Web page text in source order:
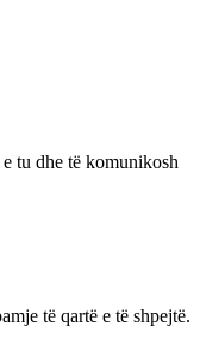
tu dhe të komunikosh
të qartë e të shpejtë.